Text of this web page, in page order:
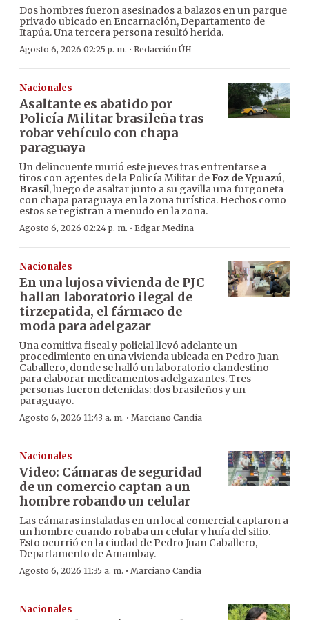
Dos hombres fueron asesinados a balazos en un parque
privado ubicado en Encarnación, Departamento de
Itapúa. Una tercera persona resultó herida.
Agosto 6, 2026 02:25 p. m. · Redacción ÚH
Nacionales
Asaltante es abatido por
Policía Militar brasileña tras
robar vehículo con chapa
paraguaya
Un delincuente murió este jueves tras enfrentarse a
tiros con agentes de la Policía Militar deFoz de Yguazú,
Brasil, luego de asaltar junto a su gavilla una furgoneta
con chapa paraguaya en la zona turística. Hechos como
estos se registran a menudo en la zona.
Agosto 6, 2026 02:24 p. m. · Edgar Medina
Nacionales
En una lujosa vivienda de PJC
hallan laboratorio ilegal de
tirzepatida, el fármaco de
moda para adelgazar
Una comitiva fiscal y policial llevó adelante un
procedimiento en una vivienda ubicada en Pedro Juan
Caballero, donde se halló un laboratorio clandestino
para elaborar medicamentos adelgazantes. Tres
personas fueron detenidas: dos brasileños y un
paraguayo.
Agosto 6, 2026 11:43 a. m. · Marciano Candia
Nacionales
Video: Cámaras de seguridad
de un comercio captan a un
hombre robando un celular
Las cámaras instaladas en un local comercial captaron a
un hombre cuando robaba un celular y huía del sitio.
Esto ocurrió en la ciudad de Pedro Juan Caballero,
Departamento de Amambay.
Agosto 6, 2026 11:35 a. m. · Marciano Candia
Nacionales